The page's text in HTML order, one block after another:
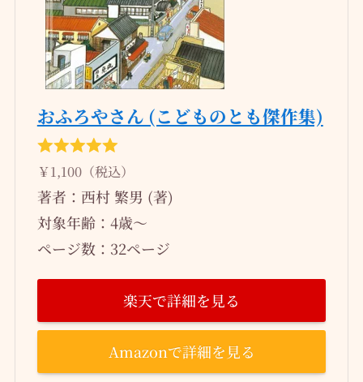
おふろやさん (こどものとも傑作集)
￥1,100（税込）
著者：西村 繁男 (著)
対象年齢：4歳～
ページ数：32ページ
楽天で詳細を見る
Amazonで詳細を見る